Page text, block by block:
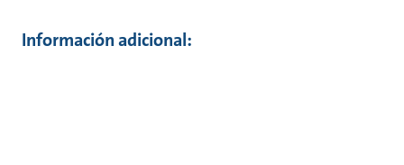
Información adicional: